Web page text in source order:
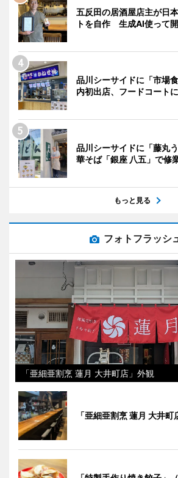
五反田の居酒屋店主が日
トを自作 生成AI使って
品川シーサイドに「市場
内初出店、フードコートに
品川シーサイドに「藤丸
華そば「銀座 八五」で修
もっと見る
フォトフラッシ
「亜細亜割烹 蓮月 大井町店」外観
「亜細亜割烹 蓮月 大井町